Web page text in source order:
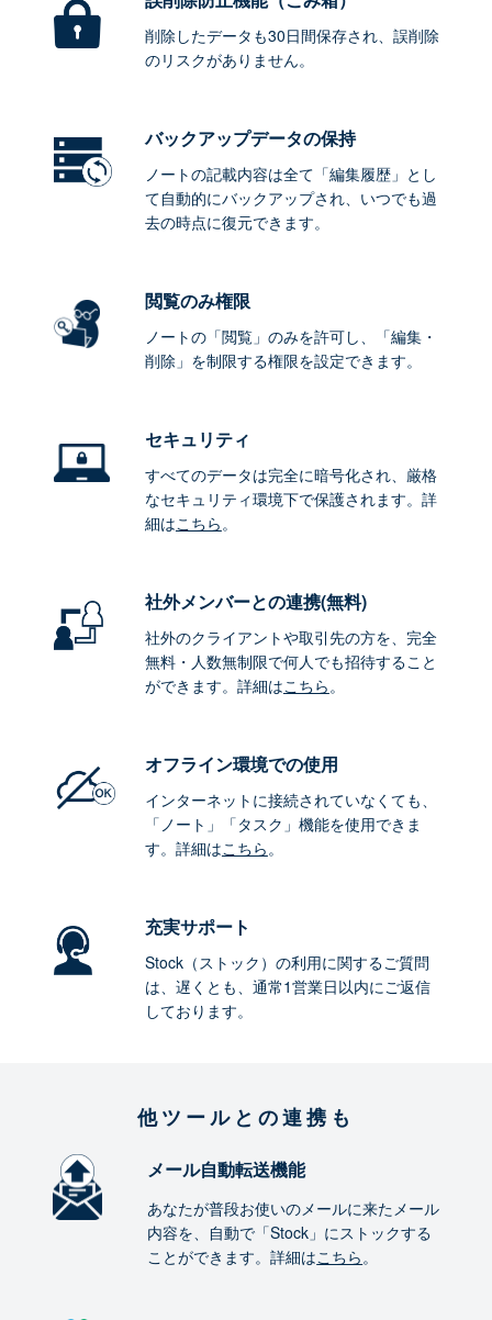
削除したデータも30日間保存され、誤削除
のリスクがありません。
バックアップデータの保持
ノートの記載内容は全て「編集履歴」とし
て自動的にバックアップされ、いつでも過
去の時点に復元できます。
閲覧のみ権限
ノートの「閲覧」のみを許可し、「編集・
削除」を制限する権限を設定できます。
セキュリティ
すべてのデータは完全に暗号化され、厳格
なセキュリティ環境下で保護されます。詳
細はこちら。
社外メンバーとの連携(無料)
社外のクライアントや取引先の方を、完全
無料・人数無制限で何人でも招待すること
ができます。詳細はこちら。
オフライン環境での使用
インターネットに接続されていなくても、
「ノート」「タスク」機能を使用できま
す。詳細はこちら。
充実サポート
Stock（ストック）の利用に関するご質問
は、遅くとも、通常1営業日以内にご返信
しております。
他ツールとの連携も
メール自動転送機能
あなたが普段お使いのメールに来たメール
内容を、自動で「Stock」にストックする
ことができます。詳細はこちら。